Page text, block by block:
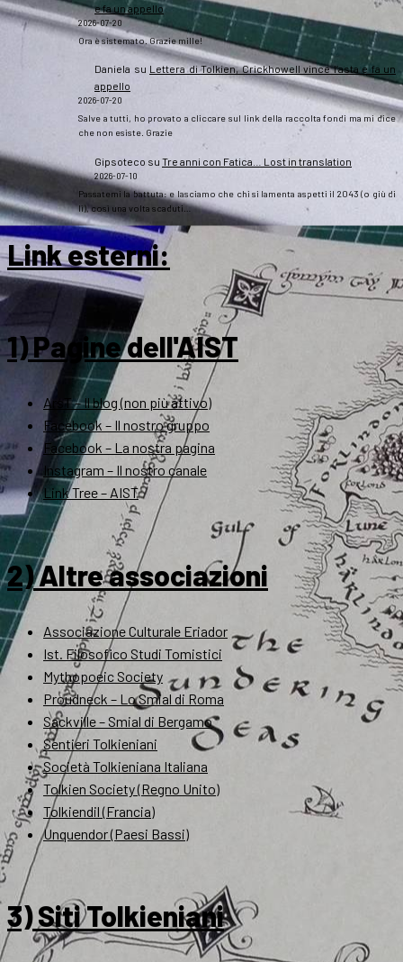
e fa un appello
2026-07-20
Ora è sistemato. Grazie mille!
Daniela su Lettera di Tolkien, Crickhowell vince l’asta e fa un
appello
2026-07-20
Salve a tutti, ho provato a cliccare sul link della raccolta fondi ma mi dice
che non esiste. Grazie
Gipsoteco su Tre anni con Fatica… Lost in translation
2026-07-10
Passatemi la battuta: e lasciamo che chi si lamenta aspetti il 2043 (o giù di
lì), così una volta scaduti…
Link esterni:
1) Pagine dell'AIST
ArsT – Il blog (non più attivo)
Facebook – Il nostro gruppo
Facebook – La nostra pagina
Instagram – Il nostro canale
Link Tree – AIST
2) Altre associazioni
Associazione Culturale Eriador
Ist. Filosofico Studi Tomistici
Mythopoeic Society
Proudneck – Lo Smial di Roma
Sackville – Smial di Bergamo
Sentieri Tolkieniani
Società Tolkieniana Italiana
Tolkien Society (Regno Unito)
Tolkiendil (Francia)
Unquendor (Paesi Bassi)
3) Siti Tolkieniani